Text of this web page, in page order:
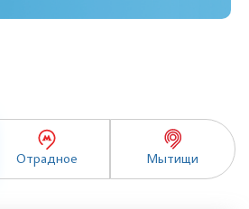
Отрадное Мытищи